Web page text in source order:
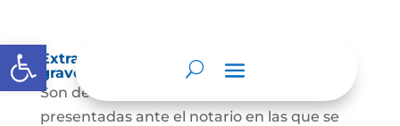
Abrir barra de herramientas
Extra-proceso o declaración bajo la
gravedad de juramento
Son declaraciones verbales o escritas
presentadas ante el notario en las que se